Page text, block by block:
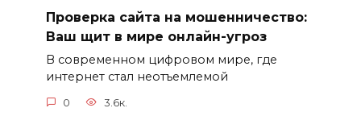
Проверка сайта на мошенничество:
Ваш щит в мире онлайн-угроз
В современном цифровом мире, где
интернет стал неотъемлемой
0 3.6к.